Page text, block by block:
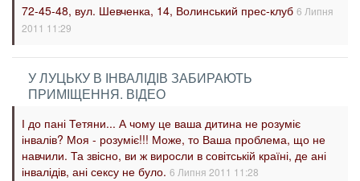
72-45-48, вул. Шевченка, 14, Волинський прес-клуб 6 Липня
2011 11:29
У ЛУЦЬКУ В ІНВАЛІДІВ ЗАБИРАЮТЬ
ПРИМІЩЕННЯ. ВІДЕО
І до пані Тетяни... А чому це ваша дитина не розуміє
інвалів? Моя - розуміє!!! Може, то Ваша проблема, що не
навчили. Та звісно, ви ж виросли в совітській країні, де ані
інвалідів, ані сексу не було. 6 Липня 2011 11:28